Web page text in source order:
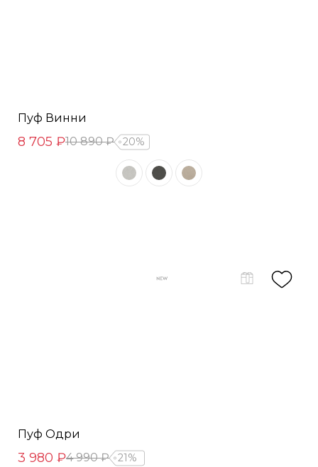
Пуф Винни
8 705 ₽10 890 ₽ 20%
Пуф Одри
3 980 ₽4 990 ₽ 21%